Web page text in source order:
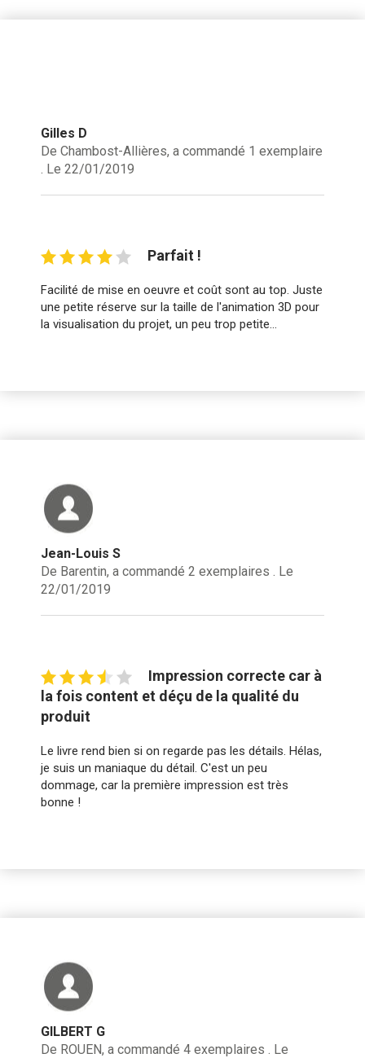
Gilles D
De Chambost-Allières, a commandé 1 exemplaire
. Le 22/01/2019
Parfait !
Facilité de mise en oeuvre et coût sont au top. Juste
une petite réserve sur la taille de l'animation 3D pour
la visualisation du projet, un peu trop petite...
Jean-Louis S
De Barentin, a commandé 2 exemplaires . Le
22/01/2019
Impression correcte car à
la fois content et déçu de la qualité du
produit
Le livre rend bien si on regarde pas les détails. Hélas,
je suis un maniaque du détail. C'est un peu
dommage, car la première impression est très
bonne !
GILBERT G
De ROUEN, a commandé 4 exemplaires . Le